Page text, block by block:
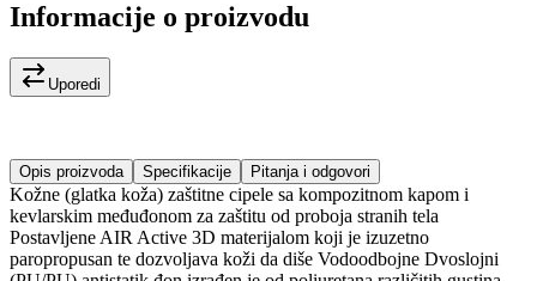
Informacije o proizvodu
Uporedi
Opis proizvoda Specifikacije Pitanja i odgovori
Kožne (glatka koža) zaštitne cipele sa kompozitnom kapom i
kevlarskim međuđonom za zaštitu od proboja stranih tela
Postavljene AIR Active 3D materijalom koji je izuzetno
paropropusan te dozvoljava koži da diše Vodoodbojne Dvoslojni